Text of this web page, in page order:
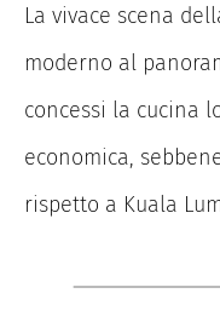
La vivace scena
moderno al
concessi la cucina
economica,
rispetto a Kuala